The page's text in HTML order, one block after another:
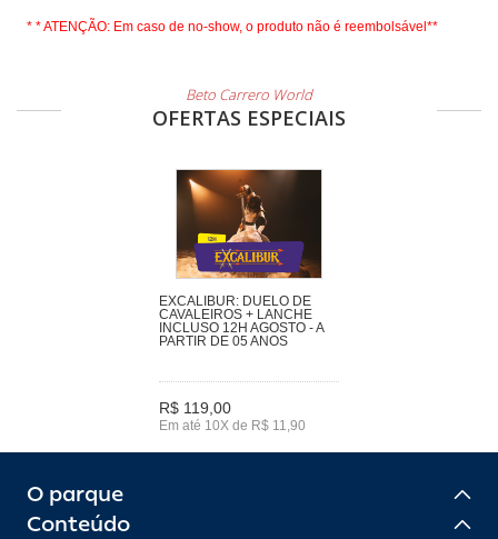
* * ATENÇÃO: Em caso de no-show, o produto não é reembolsável**
Beto Carrero World
OFERTAS ESPECIAIS
EXCALIBUR: DUELO DE
CAVALEIROS + LANCHE
INCLUSO 12H AGOSTO - A
PARTIR DE 05 ANOS
R$ 119,00
Em até 10X de R$ 11,90
O parque
Conteúdo